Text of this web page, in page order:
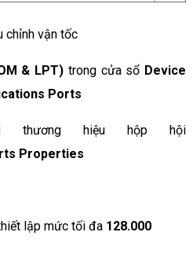
chỉnh vận tốc
& LPT) trong cửa sổ Device
Ports
thương hiệu hộp hội
Properties
lập mức tối đa 128.000